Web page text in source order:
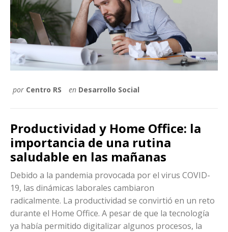
por Centro RS en Desarrollo Social
Productividad y Home Office: la
importancia de una rutina
saludable en las mañanas
Debido a la pandemia provocada por el virus COVID-
19, las dinámicas laborales cambiaron
radicalmente. La productividad se convirtió en un reto
durante el Home Office. A pesar de que la tecnología
ya había permitido digitalizar algunos procesos, la